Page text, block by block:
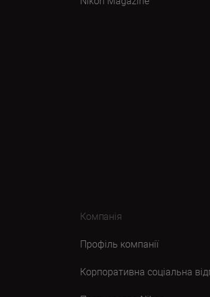
Компанія
Профіль компанії
Корпоративна соціальна